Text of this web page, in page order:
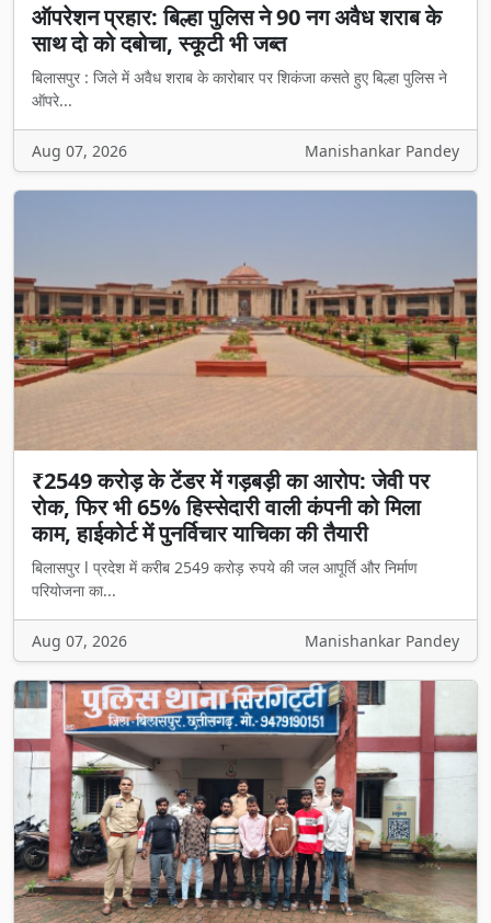
ऑपरेशन प्रहार: बिल्हा पुलिस ने 90 नग अवैध शराब के
साथ दो को दबोचा, स्कूटी भी जब्त
बिलासपुर : जिले में अवैध शराब के कारोबार पर शिकंजा कसते हुए बिल्हा पुलिस ने
ऑपरे...
Aug 07, 2026 Manishankar Pandey
₹2549 करोड़ के टेंडर में गड़बड़ी का आरोप: जेवी पर
रोक, फिर भी 65% हिस्सेदारी वाली कंपनी को मिला
काम, हाईकोर्ट में पुनर्विचार याचिका की तैयारी
बिलासपुर l प्रदेश में करीब 2549 करोड़ रुपये की जल आपूर्ति और निर्माण
परियोजना का...
Aug 07, 2026 Manishankar Pandey